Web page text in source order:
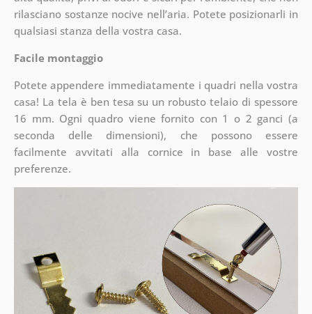
rilasciano sostanze nocive nell’aria. Potete posizionarli in
qualsiasi stanza della vostra casa.
Facile montaggio
Potete appendere immediatamente i quadri nella vostra
casa! La tela è ben tesa su un robusto telaio di spessore
16 mm. Ogni quadro viene fornito con 1 o 2 ganci (a
seconda delle dimensioni), che possono essere
facilmente avvitati alla cornice in base alle vostre
preferenze.